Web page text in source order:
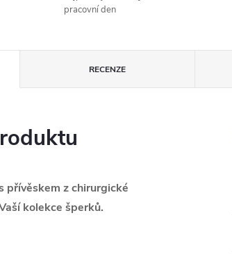
pracovní den
RECENZE
přívěskem z chirurgické
kolekce šperků.